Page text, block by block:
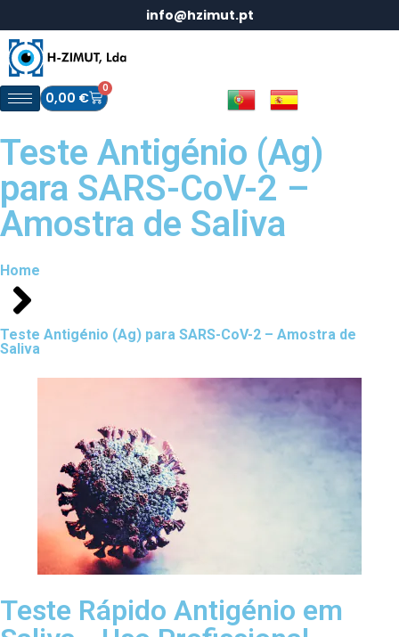
info@hzimut.pt
0,00 €
0
Teste Antigénio (Ag)
para SARS-CoV-2 –
Amostra de Saliva
Home
Teste Antigénio (Ag) para SARS-CoV-2 – Amostra de
Saliva
Teste Rápido Antigénio em